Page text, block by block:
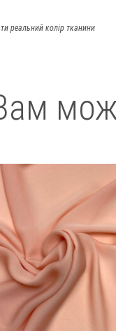
реальний колір тканини